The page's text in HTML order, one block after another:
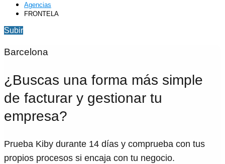
Agencias
FRONTELA
Subir
Barcelona
¿Buscas una forma más simple
de facturar y gestionar tu
empresa?
Prueba Kiby durante 14 días y comprueba con tus
propios procesos si encaja con tu negocio.